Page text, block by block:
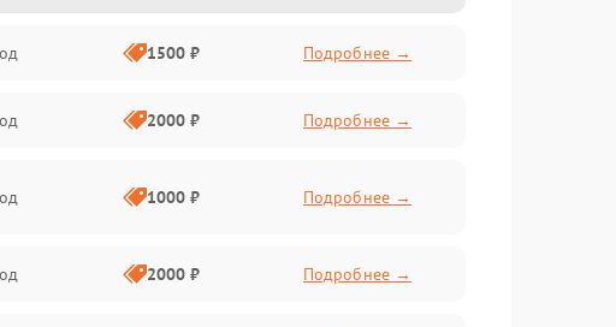
1500 ₽ Подробнее →
2000 ₽ Подробнее →
1000 ₽ Подробнее →
2000 ₽ Подробнее →